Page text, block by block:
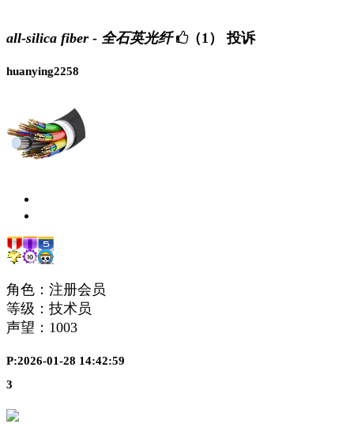
all-silica fiber - 全石英光纤 （1） 投诉
huanying2258
角色：注册会员
等级：技术员
声望： 1003
P:2026-01-28 14:42:59
3